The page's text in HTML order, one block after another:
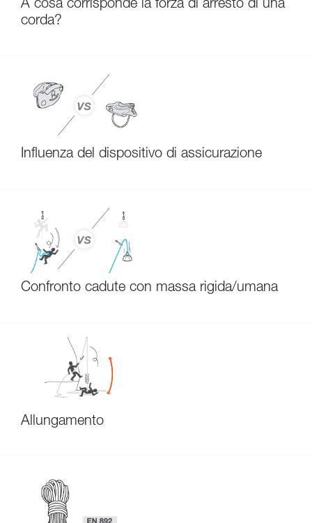
A cosa corrisponde la forza di arresto di una
corda?
Influenza del dispositivo di assicurazione
Confronto cadute con massa rigida/umana
Allungamento